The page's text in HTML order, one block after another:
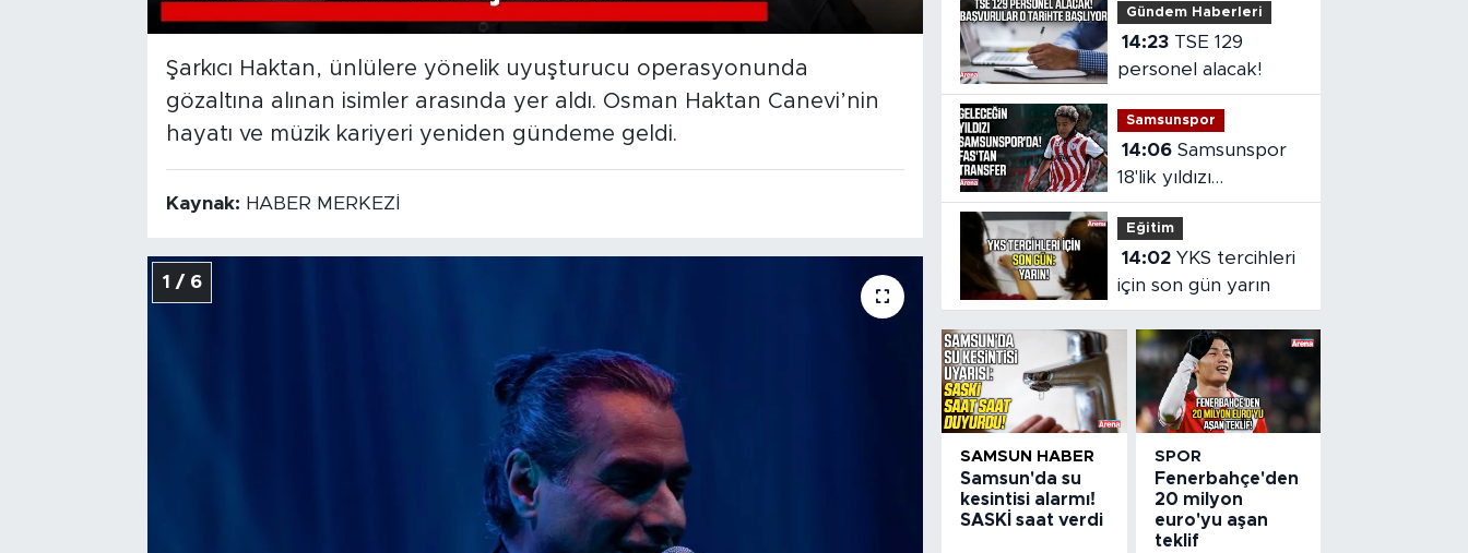
Şarkıcı Haktan, ünlülere yönelik uyuşturucu operasyonunda
gözaltına alınan isimler arasında yer aldı. Osman Haktan Canevi’nin
hayatı ve müzik kariyeri yeniden gündeme geldi.
Kaynak: HABER MERKEZİ
1 / 6
Gündem Haberleri
14:23
personel alacak!
Samsunspor
14:06 Samsunspor
18'lik yıldızı
kadrosuna kattı!
Eğitim
14:02
için son gün yarın
SAMSUN HABER
Samsun'da su
kesintisi alarmı!
SASKİ saat verdi
SPOR
Fenerbahçe'den
20 milyon
euro'yu aşan
teklif